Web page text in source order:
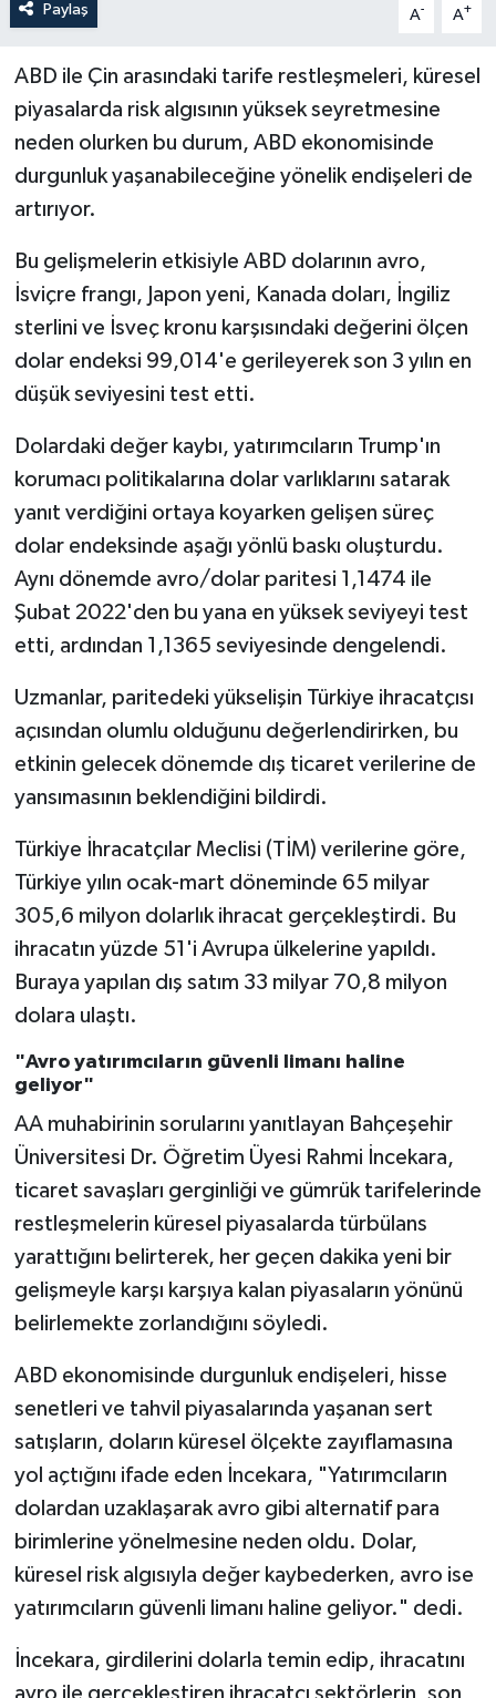
Paylaş A- A+
ABD ile Çin arasındaki tarife restleşmeleri, küresel
piyasalarda risk algısının yüksek seyretmesine
neden olurken bu durum, ABD ekonomisinde
durgunluk yaşanabileceğine yönelik endişeleri de
artırıyor.
Bu gelişmelerin etkisiyle ABD dolarının avro,
İsviçre frangı, Japon yeni, Kanada doları, İngiliz
sterlini ve İsveç kronu karşısındaki değerini ölçen
dolar endeksi 99,014'e gerileyerek son 3 yılın en
düşük seviyesini test etti.
Dolardaki değer kaybı, yatırımcıların Trump'ın
korumacı politikalarına dolar varlıklarını satarak
yanıt verdiğini ortaya koyarken gelişen süreç
dolar endeksinde aşağı yönlü baskı oluşturdu.
Aynı dönemde avro/dolar paritesi 1,1474 ile
Şubat 2022'den bu yana en yüksek seviyeyi test
etti, ardından 1,1365 seviyesinde dengelendi.
Uzmanlar, paritedeki yükselişin Türkiye ihracatçısı
açısından olumlu olduğunu değerlendirirken, bu
etkinin gelecek dönemde dış ticaret verilerine de
yansımasının beklendiğini bildirdi.
Türkiye İhracatçılar Meclisi (TİM) verilerine göre,
Türkiye yılın ocak-mart döneminde 65 milyar
305,6 milyon dolarlık ihracat gerçekleştirdi. Bu
ihracatın yüzde 51'i Avrupa ülkelerine yapıldı.
Buraya yapılan dış satım 33 milyar 70,8 milyon
dolara ulaştı.
"Avro yatırımcıların güvenli limanı haline
geliyor"
AA muhabirinin sorularını yanıtlayan Bahçeşehir
Üniversitesi Dr. Öğretim Üyesi Rahmi İncekara,
ticaret savaşları gerginliği ve gümrük tarifelerinde
restleşmelerin küresel piyasalarda türbülans
yarattığını belirterek, her geçen dakika yeni bir
gelişmeyle karşı karşıya kalan piyasaların yönünü
belirlemekte zorlandığını söyledi.
ABD ekonomisinde durgunluk endişeleri, hisse
senetleri ve tahvil piyasalarında yaşanan sert
satışların, doların küresel ölçekte zayıflamasına
yol açtığını ifade eden İncekara, "Yatırımcıların
dolardan uzaklaşarak avro gibi alternatif para
birimlerine yönelmesine neden oldu. Dolar,
küresel risk algısıyla değer kaybederken, avro ise
yatırımcıların güvenli limanı haline geliyor." dedi.
İncekara, girdilerini dolarla temin edip, ihracatını
avro ile gerçekleştiren ihracatçı sektörlerin, son